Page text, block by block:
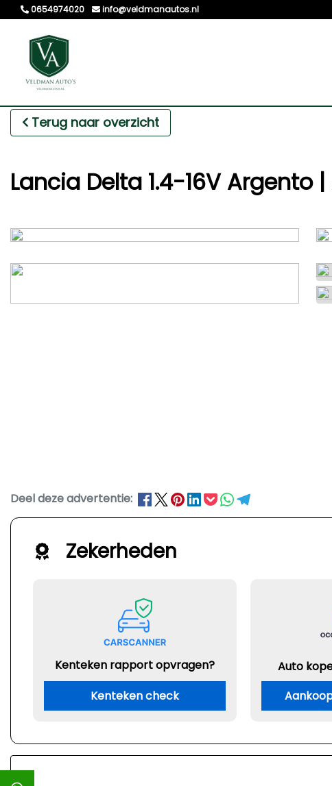
0654974020 info@veldmanautos.nl
Terug naar overzicht
Lancia Delta 1.4-16V Argento
Deel deze advertentie:
Zekerheden
Kenteken rapport opvragen?
Kenteken check
Auto